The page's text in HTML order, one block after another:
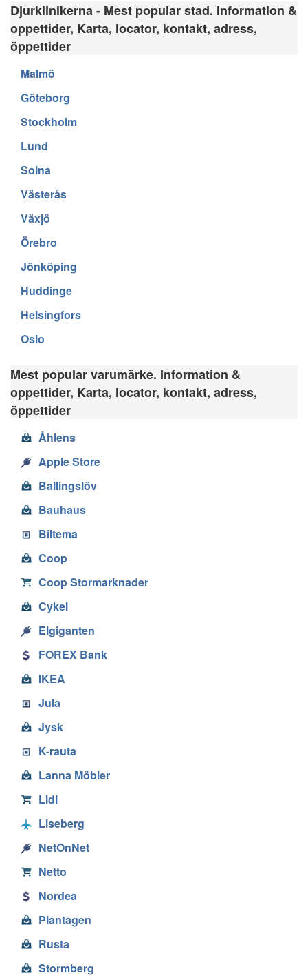
Djurklinikerna - Mest popular stad. Information &
oppettider, Karta, locator, kontakt, adress,
öppettider
Malmö
Göteborg
Stockholm
Lund
Solna
Västerås
Växjö
Örebro
Jönköping
Huddinge
Helsingfors
Oslo
Mest popular varumärke. Information &
oppettider, Karta, locator, kontakt, adress,
öppettider
Åhlens
Apple Store
Ballingslöv
Bauhaus
Biltema
Coop
Coop Stormarknader
Cykel
Elgiganten
FOREX Bank
IKEA
Jula
Jysk
K-rauta
Lanna Möbler
Lidl
Liseberg
NetOnNet
Netto
Nordea
Plantagen
Rusta
Stormberg